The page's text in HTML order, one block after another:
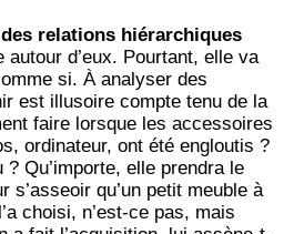
relations hiérarchiques
autour d’eux. Pourtant, elle va
si. À analyser des
est illusoire compte tenu de la
faire lorsque les accessoires
ordinateur, ont été engloutis ?
? Qu’importe, elle prendra le
s’asseoir qu’un petit meuble à
choisi, n’est-ce pas, mais